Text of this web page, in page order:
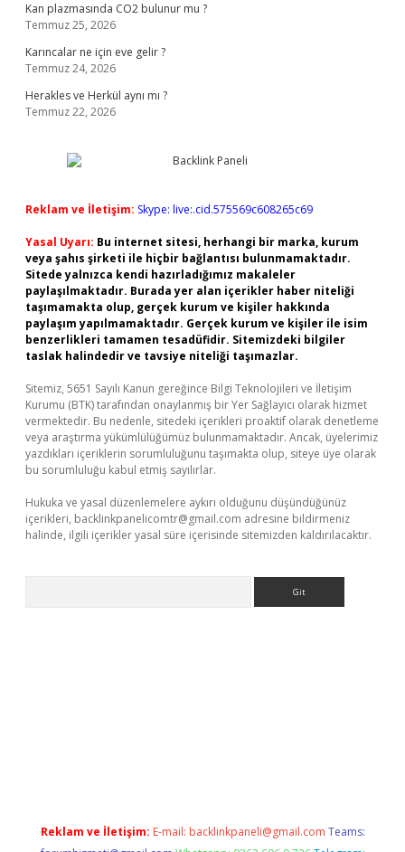
Kan plazmasında CO2 bulunur mu ?
Temmuz 25, 2026
Karıncalar ne için eve gelir ?
Temmuz 24, 2026
Herakles ve Herkül aynı mı ?
Temmuz 22, 2026
Reklam ve İletişim: Skype: live:.cid.575569c608265c69
Yasal Uyarı: Bu internet sitesi, herhangi bir marka, kurum
veya şahıs şirketi ile hiçbir bağlantısı bulunmamaktadır.
Sitede yalnızca kendi hazırladığımız makaleler
paylaşılmaktadır. Burada yer alan içerikler haber niteliği
taşımamakta olup, gerçek kurum ve kişiler hakkında
paylaşım yapılmamaktadır. Gerçek kurum ve kişiler ile isim
benzerlikleri tamamen tesadüfidir. Sitemizdeki bilgiler
taslak halindedir ve tavsiye niteliği taşımazlar.
Sitemiz, 5651 Sayılı Kanun gereğince Bilgi Teknolojileri ve İletişim
Kurumu (BTK) tarafından onaylanmış bir Yer Sağlayıcı olarak hizmet
vermektedir. Bu nedenle, sitedeki içerikleri proaktif olarak denetleme
veya araştırma yükümlülüğümüz bulunmamaktadır. Ancak, üyelerimiz
yazdıkları içeriklerin sorumluluğunu taşımakta olup, siteye üye olarak
bu sorumluluğu kabul etmiş sayılırlar.
Hukuka ve yasal düzenlemelere aykırı olduğunu düşündüğünüz
içerikleri, backlinkpanelicomtr@gmail.com adresine bildirmeniz
halinde, ilgili içerikler yasal süre içerisinde sitemizden kaldırılacaktır.
Reklam ve İletişim: E-mail: backlinkpaneli@gmail.com Teams: